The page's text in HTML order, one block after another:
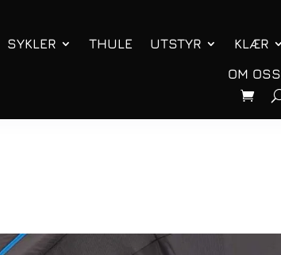
SYKLER THULE UTSTYR KLÆR
OM OSS